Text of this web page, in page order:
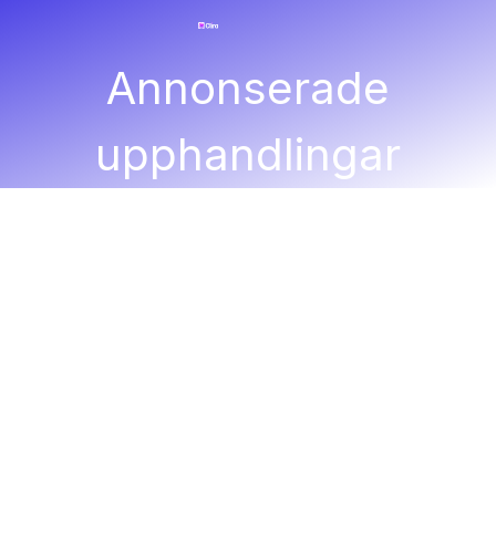
Annonserade
upphandlingar